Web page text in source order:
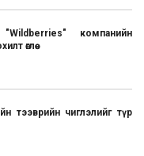
компанийн
өглөө
тээврийн чиглэлийг түр